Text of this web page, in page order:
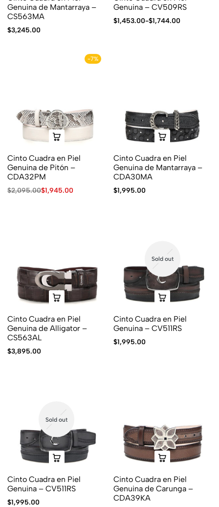
Genuina de Mantarraya –
CS563MA
$3,245.00
Genuina – CV509RS
$1,453.00-$1,744.00
-7%
Cinto Cuadra en Piel
Genuina de Pitón –
CDA32PM
$2,095.00$1,945.00
Cinto Cuadra en Piel
Genuina de Mantarraya –
CDA30MA
$1,995.00
Cinto Cuadra en Piel
Genuina de Alligator –
CS563AL
$3,895.00
Sold out
Cinto Cuadra en Piel
Genuina – CV511RS
$1,995.00
Sold out
Cinto Cuadra en Piel
Genuina – CV511RS
$1,995.00
Cinto Cuadra en Piel
Genuina de Carunga –
CDA39KA